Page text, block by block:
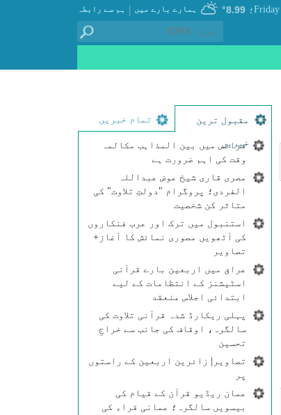
ہم سے رابطہ | ہمارے بارے میں ؛ 8.99°
مقبول ترین
خبریں
تمام خبریں
فرانس میں بین المذاہب مکالمہ
وقت کی اہم ضرورت ہے
مصری قاری شیخ عوض عبداللہ
الفردی؛ پروگرام "دولتِ تلاوت" کی
متاثر کن شخصیت
استنبول میں ترک اور عرب فنکاروں
کی آٹھویں مصوری نمائش کا آغاز+
تصاویر
عراق میں اربعین بارے قرآنی
اسٹیشنز کے انتظامات کے لیے
ابتدائی اجلاس منعقد
پہلی ریکارڈ شدہ قرآنی تلاوت کی
سالگرہ، اوقاف کی جانب سے خراجِ
تحسین
تصاویر| زائرین اربعین کے راستوں
پر
عمان ریڈیو قرآن کے قیام کی
بیسویں سالگرہ؛ عمانی قراء کی